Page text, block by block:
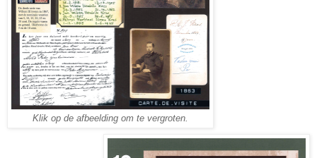
Klik op de afbeelding om te vergroten.